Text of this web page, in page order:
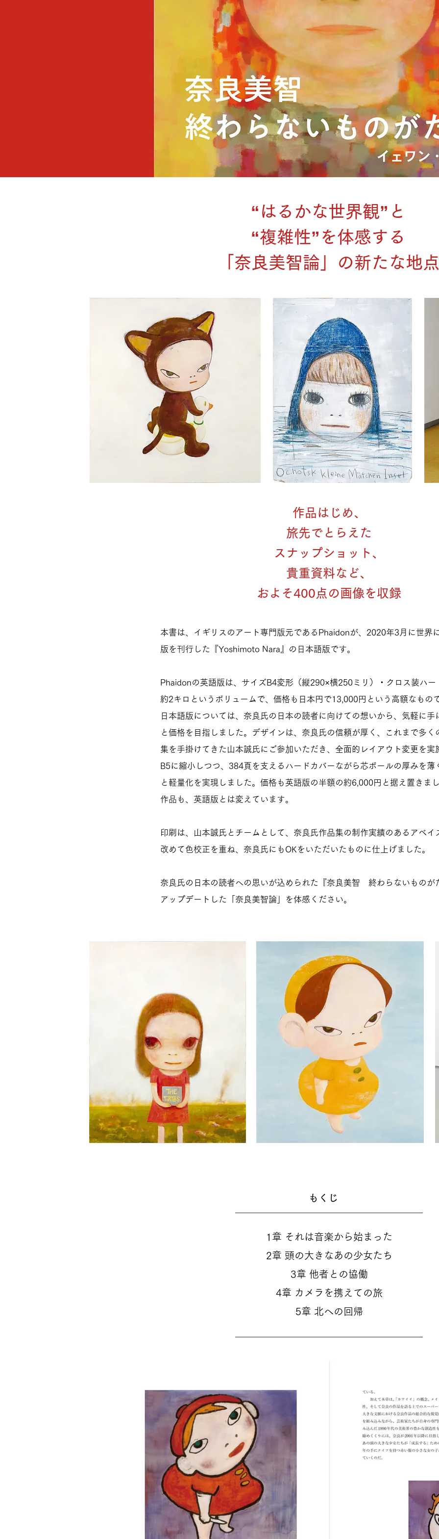
“はるかな世界観”と
“複雑性”を体感する
「奈良美智論」の新たな地
作品はじめ、
旅先でとらえた
スナップショット、
貴重資料など、
およそ400点の画像を収録
本書は、イギリスのアート専門版元であるPhaidonが、2020年3月に世界
版を刊行した『Yoshimoto Nara』の日本語版です。
Phaidonの英語版は、サイズB4変形（縦290×横250ミリ）・クロス装ハー
約2キロというボリュームで、価格も日本円で13,000円という高額なもの
日本語版については、奈良氏の日本の読者に向けての想いから、気軽に手
と価格を目指しました。デザインは、奈良氏の信頼が厚く、これまで多く
集を手掛けてきた山本誠氏にご参加いただき、全面的レイアウト変更を実
B5に縮小しつつ、384頁を支えるハードカバーながら芯ボールの厚みを薄
と軽量化を実現しました。価格も英語版の半額の約6,000円と据え置きま
作品も、英語版とは変えています。
印刷は、山本誠氏とチームとして、奈良氏作品集の制作実績のあるアベイ
改めて色校正を重ね、奈良氏にもOKをいただいたものに仕上げました。
奈良氏の日本の読者への思いが込められた『奈良美智 終わらないものが
アップデートした「奈良美智論」を体感ください。
​もくじ
1章 それは音楽から始まった
2章 頭の大きなあの少女たち
3章 他者との協働
4章 カメラを携えての旅
5章 北への回帰